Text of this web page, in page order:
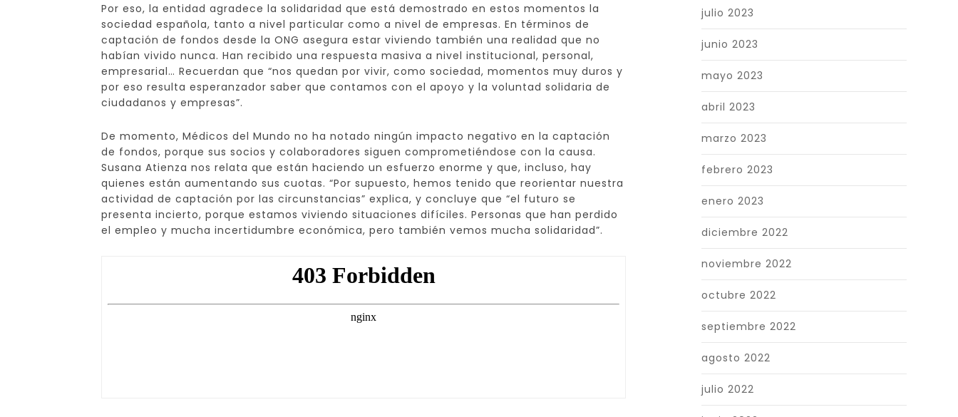
Por eso, la entidad agradece la solidaridad que está demostrado en estos momentos la
sociedad española, tanto a nivel particular como a nivel de empresas. En términos de
captación de fondos desde la ONG asegura estar viviendo también una realidad que no
habían vivido nunca. Han recibido una respuesta masiva a nivel institucional, personal,
empresarial… Recuerdan que “nos quedan por vivir, como sociedad, momentos muy duros y
por eso resulta esperanzador saber que contamos con el apoyo y la voluntad solidaria de
ciudadanos y empresas”.
De momento, Médicos del Mundo no ha notado ningún impacto negativo en la captación
de fondos, porque sus socios y colaboradores siguen comprometiéndose con la causa.
Susana Atienza nos relata que están haciendo un esfuerzo enorme y que, incluso, hay
quienes están aumentando sus cuotas. “Por supuesto, hemos tenido que reorientar nuestra
actividad de captación por las circunstancias” explica, y concluye que “el futuro se
presenta incierto, porque estamos viviendo situaciones difíciles. Personas que han perdido
el empleo y mucha incertidumbre económica, pero también vemos mucha solidaridad”.
julio 2023
junio 2023
mayo 2023
abril 2023
marzo 2023
febrero 2023
enero 2023
diciembre 2022
noviembre 2022
octubre 2022
septiembre 2022
agosto 2022
julio 2022